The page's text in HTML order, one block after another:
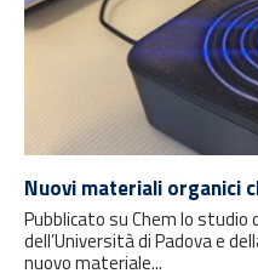
Nuovi materiali organici
Pubblicato su Chem lo
dell’Università di Padova e
nuovo materiale...